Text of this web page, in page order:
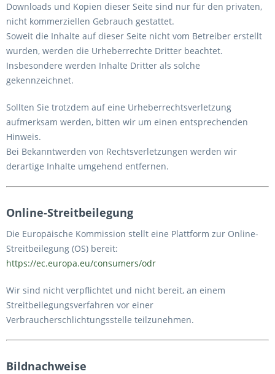
Downloads und Kopien dieser Seite sind nur für den privaten,
nicht kommerziellen Gebrauch gestattet.
Soweit die Inhalte auf dieser Seite nicht vom Betreiber erstellt
wurden, werden die Urheberrechte Dritter beachtet.
Insbesondere werden Inhalte Dritter als solche
gekennzeichnet.
Sollten Sie trotzdem auf eine Urheberrechtsverletzung
aufmerksam werden, bitten wir um einen entsprechenden
Hinweis.
Bei Bekanntwerden von Rechtsverletzungen werden wir
derartige Inhalte umgehend entfernen.
Online-Streitbeilegung
Die Europäische Kommission stellt eine Plattform zur Online-
Streitbeilegung (OS) bereit:
https://ec.europa.eu/consumers/odr
Wir sind nicht verpflichtet und nicht bereit, an einem
Streitbeilegungsverfahren vor einer
Verbraucherschlichtungsstelle teilzunehmen.
Bildnachweise